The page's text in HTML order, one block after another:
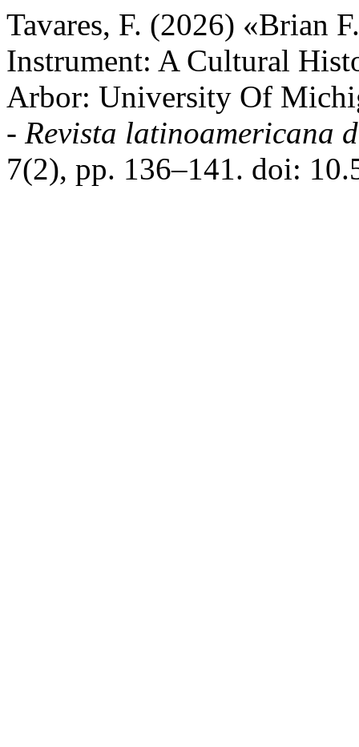
Tavares, F. (2026) «Brian
Instrument: A Cultural
Arbor: University Of
- Revista latinoamericana
7(2), pp. 136–141. doi: